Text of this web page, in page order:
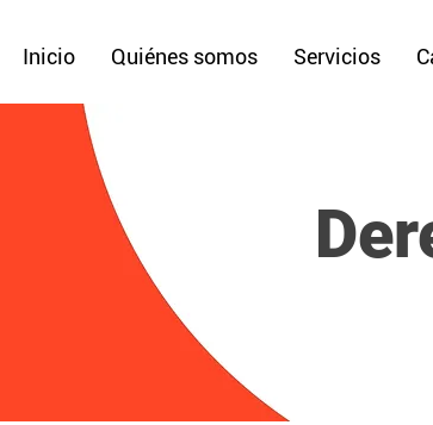
Inicio Quiénes somos Servicios